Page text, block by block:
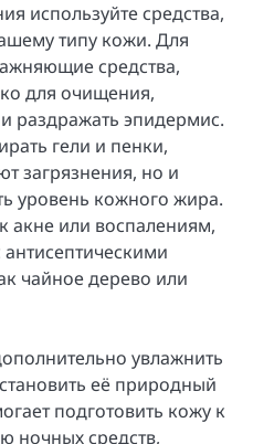
используйте средства,
типу кожи. Для
средства,
для очищения,
раздражать эпидермис.
гели и пенки,
загрязнения, но и
уровень кожного жира.
акне или воспалениям,
антисептическими
чайное дерево или
увлажнить
её природный
подготовить кожу к
ночных средств,